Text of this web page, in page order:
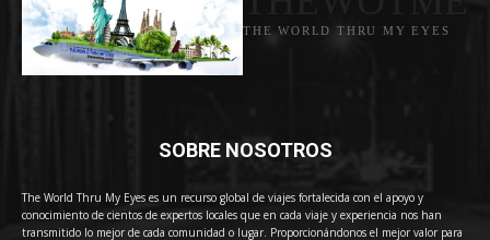
THE WORLD THRU MY EYES
SOBRE NOSOTROS
The World Thru My Eyes es un recurso global de viajes fortalecida con el apoyo y
conocimiento de cientos de expertos locales que en cada viaje y experiencia nos han
transmitido lo mejor de cada comunidad o lugar. Proporcionándonos el mejor valor para